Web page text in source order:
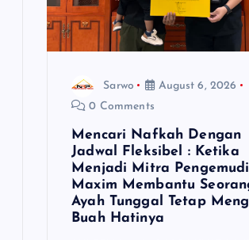
Sarwo
August 6, 2026
0 Comments
Mencari Nafkah Dengan
Jadwal Fleksibel : Ketika
Menjadi Mitra Pengemudi
Maxim Membantu
Ayah Tunggal Tetap
Buah Hatinya